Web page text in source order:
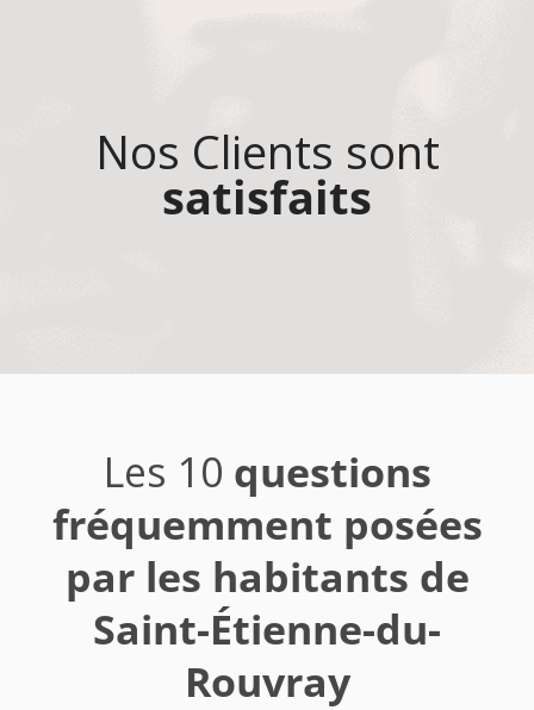
Nos Clients sont
satisfaits
Les 10 questions
fréquemment posées
par les habitants de
Saint-Étienne-du-
Rouvray